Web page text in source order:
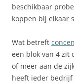
beschikbaar
koppen bij elkaar
Wat betreft
een blok van 4 zit
of meer aan de
heeft ieder bedrijf